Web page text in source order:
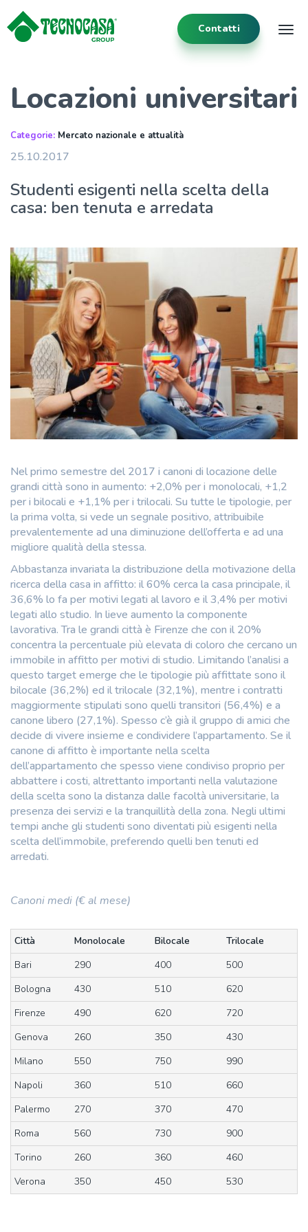
Contatti
Locazioni universitari
Categorie: Mercato nazionale e attualità
25.10.2017
Studenti esigenti nella scelta della
casa: ben tenuta e arredata
Nel primo semestre del 2017 i canoni di locazione delle
grandi città sono in aumento: +2,0% per i monolocali, +1,2
per i bilocali e +1,1% per i trilocali. Su tutte le tipologie, per
la prima volta, si vede un segnale positivo, attribuibile
prevalentemente ad una diminuzione dell’offerta e ad una
migliore qualità della stessa.
Abbastanza invariata la distribuzione della motivazione della
ricerca della casa in affitto: il 60% cerca la casa principale, il
36,6% lo fa per motivi legati al lavoro e il 3,4% per motivi
legati allo studio. In lieve aumento la componente
lavorativa. Tra le grandi città è Firenze che con il 20%
concentra la percentuale più elevata di coloro che cercano un
immobile in affitto per motivi di studio. Limitando l’analisi a
questo target emerge che le tipologie più affittate sono il
bilocale (36,2%) ed il trilocale (32,1%), mentre i contratti
maggiormente stipulati sono quelli transitori (56,4%) e a
canone libero (27,1%). Spesso c’è già il gruppo di amici che
decide di vivere insieme e condividere l’appartamento. Se il
canone di affitto è importante nella scelta
dell’appartamento che spesso viene condiviso proprio per
abbattere i costi, altrettanto importanti nella valutazione
della scelta sono la distanza dalle facoltà universitarie, la
presenza dei servizi e la tranquillità della zona. Negli ultimi
tempi anche gli studenti sono diventati più esigenti nella
scelta dell’immobile, preferendo quelli ben tenuti ed
arredati.
Canoni medi (€ al mese)
Città Monolocale Bilocale
Trilocale
Bari
290 400
500
Bologna
430 510
620
Firenze
490 620
720
Genova
260 350
430
Milano
550 750
990
Napoli
360 510
660
Palermo
270 370
470
Roma
560 730
900
Torino
260 360
460
Verona
350 450 530